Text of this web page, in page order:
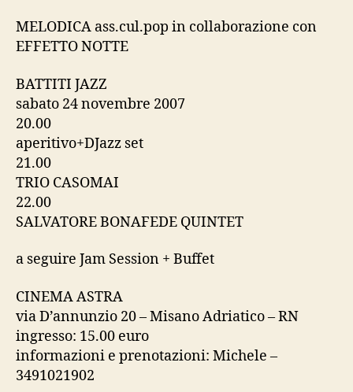
MELODICA ass.cul.pop in collaborazione con
EFFETTO NOTTE
BATTITI JAZZ
sabato 24 novembre 2007
20.00
aperitivo+DJazz set
21.00
TRIO CASOMAI
22.00
SALVATORE BONAFEDE QUINTET
a seguire Jam Session + Buffet
CINEMA ASTRA
via D’annunzio 20 – Misano Adriatico – RN
ingresso: 15.00 euro
informazioni e prenotazioni: Michele –
3491021902